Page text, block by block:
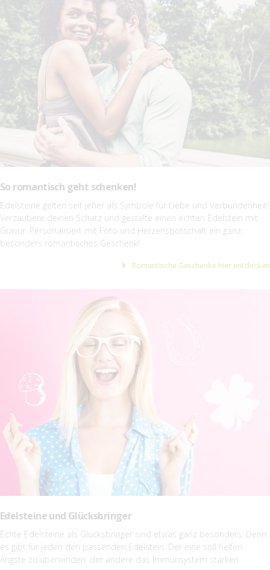
So romantisch geht schenken!
Edelsteine gelten seit jeher als Symbole für Liebe und Verbundenheit!
Verzaubere deinen Schatz und gestalte einen echten Edelstein mit
Gravur. Personalisiert mit Foto und Herzensbotschaft ein ganz
besonders romantisches Geschenk!
Romantische Geschenke hier entdecken
Edelsteine und Glücksbringer
Echte Edelsteine als Glücksbringer sind etwas ganz besonders. Denn
es gibt für jeden den passenden Edelstein. Der eine soll helfen
Ängste zu überwinden, der andere das Immunsystem stärken.